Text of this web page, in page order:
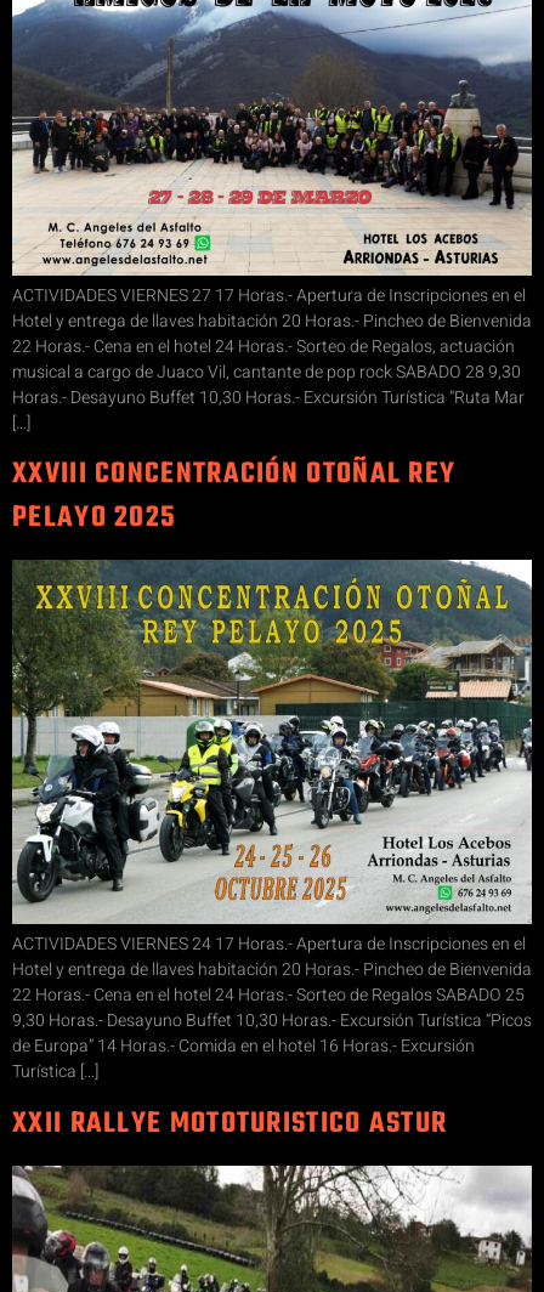
ACTIVIDADES VIERNES 27 17 Horas.- Apertura de Inscripciones en el
Hotel y entrega de llaves habitación 20 Horas.- Pincheo de Bienvenida
22 Horas.- Cena en el hotel 24 Horas.- Sorteo de Regalos, actuación
musical a cargo de Juaco Vil, cantante de pop rock SABADO 28 9,30
Horas.- Desayuno Buffet 10,30 Horas.- Excursión Turística “Ruta Mar
[…]
XXVIII CONCENTRACIÓN OTOÑAL REY
PELAYO 2025
ACTIVIDADES VIERNES 24 17 Horas.- Apertura de Inscripciones en el
Hotel y entrega de llaves habitación 20 Horas.- Pincheo de Bienvenida
22 Horas.- Cena en el hotel 24 Horas.- Sorteo de Regalos SABADO 25
9,30 Horas.- Desayuno Buffet 10,30 Horas.- Excursión Turística “Picos
de Europa” 14 Horas.- Comida en el hotel 16 Horas.- Excursión
Turística […]
XXII RALLYE MOTOTURISTICO ASTUR